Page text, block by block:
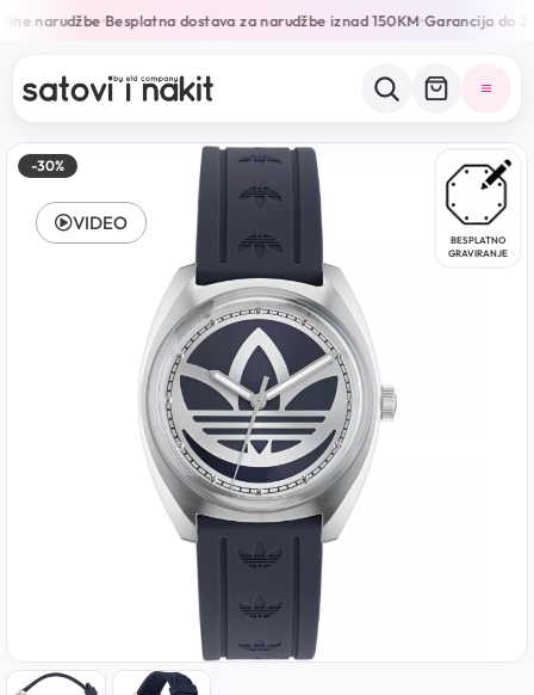
narudžbe•Besplatna dostava za narudžbe iznad 150KM•Garancija do 24
-30%
BESPLATNO
GRAVIRANJE
VIDEO